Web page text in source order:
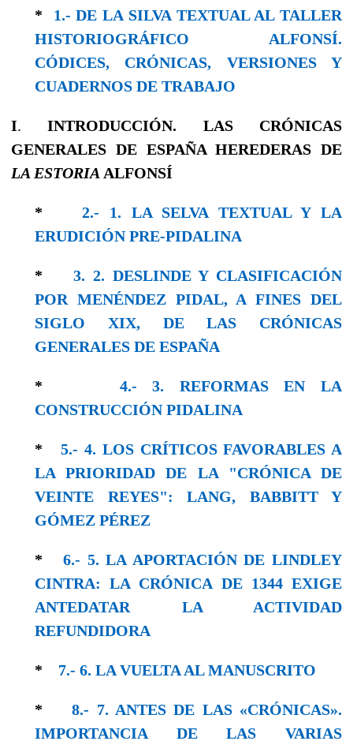
* 1.- DE LA SILVA TEXTUAL AL TALLER
HISTORIOGRÁFICO ALFONSÍ.
CÓDICES, CRÓNICAS, VERSIONES Y
CUADERNOS DE TRABAJO
I. INTRODUCCIÓN. LAS CRÓNICAS
GENERALES DE ESPAÑA HEREDERAS DE
LA ESTORIA ALFONSÍ
*2.- 1. LA SELVA TEXTUAL Y LA
ERUDICIÓN PRE-PIDALINA
* 3. 2. DESLINDE Y CLASIFICACIÓN
POR MENÉNDEZ PIDAL, A FINES DEL
SIGLO XIX, DE LAS CRÓNICAS
GENERALES DE ESPAÑA
* 4.- 3. REFORMAS EN LA
CONSTRUCCIÓN PIDALINA
*5.- 4. LOS CRÍTICOS FAVORABLES A
LA PRIORIDAD DE LA "CRÓNICA DE
VEINTE REYES": LANG, BABBITT Y
GÓMEZ PÉREZ
* 6.- 5. LA APORTACIÓN DE LINDLEY
CINTRA: LA CRÓNICA DE 1344 EXIGE
ANTEDATAR LA ACTIVIDAD
REFUNDIDORA
* 7.- 6. LA VUELTA AL MANUSCRITO
*8.- 7. ANTES DE LAS «CRÓNICAS».
IMPORTANCIA DE LAS VARIAS